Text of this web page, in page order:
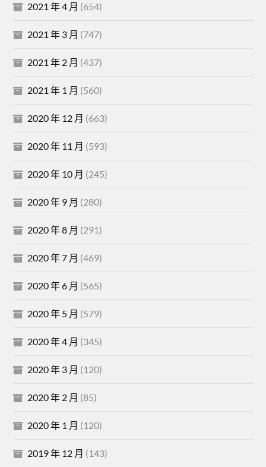
2021 年 4 月 (654)
2021 年 3 月 (747)
2021 年 2 月 (437)
2021 年 1 月 (560)
2020 年 12 月 (663)
2020 年 11 月 (593)
2020 年 10 月 (245)
2020 年 9 月 (280)
2020 年 8 月 (291)
2020 年 7 月 (469)
2020 年 6 月 (565)
2020 年 5 月 (579)
2020 年 4 月 (345)
2020 年 3 月 (120)
2020 年 2 月 (85)
2020 年 1 月 (120)
2019 年 12 月 (143)